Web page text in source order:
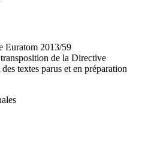
Euratom 2013/59
de la Directive
textes parus et en préparation